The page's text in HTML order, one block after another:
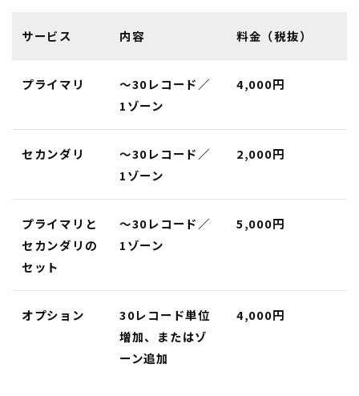
サービス 内容 料金（税抜）
プライマリ
〜30レコード／
1ゾーン
4,000円
セカンダリ
〜30レコード／
1ゾーン
2,000円
プライマリと
セカンダリの
セット
〜30レコード／
1ゾーン
5,000円
オプション
30レコード単位
増加、またはゾ
ーン追加
4,000円